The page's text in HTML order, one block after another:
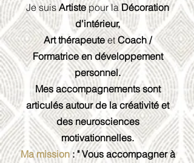
Je suis Artistepour laDécoration
d'intérieur,
Art thérapeuteetCoach /
Formatrice en développement
personnel.
Mes accompagnements sont
articulés autour de la créativité et
des neurosciences
motivationnelles.
Ma mission: " Vous accompagner à